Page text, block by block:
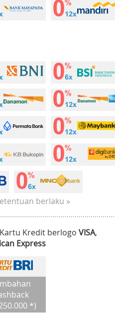
berlaku »
Kredit berlogo VISA,
Express
*)